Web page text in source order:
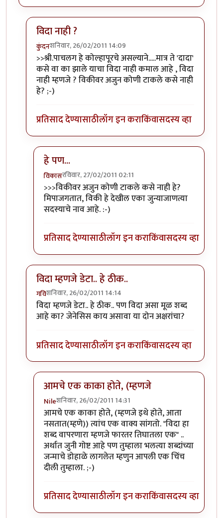
विदा नाही ?
कुंदनशनिवार, 26/02/2011 14:09
In reply toश्री.गगनविहारी....मी स्वतःbyइन्द्र्राज पवार
>>श्री.पाचलग हे कोल्हापूरचे असल्याने.....मात्र ते 'दादा'
कसे वा का झाले याचा विदा नाही कमाल आहे , विदा
नाही म्हणजे ? विकीवर अजुन कोणी टाकले कसे नाही
हे? ;-)
प्रतिसाद देण्यासाठीलॉग इन कराकिंवासदस्य व्हा
हे पण...
विकासरविवार, 27/02/2011 02:11
In reply toविदा नाही ?byकुंदन
>>>विकीवर अजुन कोणी टाकले कसे नाही हे?
मिपाजगतात, विकी हे देखील एका जुन्याजाणत्या
सदस्याचे नाव आहे. :-)
प्रतिसाद देण्यासाठीलॉग इन कराकिंवासदस्य व्हा
विदा म्हणजे डेटा.. हे ठीक..
गविशनिवार, 26/02/2011 14:14
In reply toश्री.गगनविहारी....मी स्वतःbyइन्द्र्राज पवार
विदा म्हणजे डेटा.. हे ठीक.. पण विदा असा मूळ शब्द
आहे का? जेनेसिस काय असावा या दोन अक्षरांचा?
प्रतिसाद देण्यासाठीलॉग इन कराकिंवासदस्य व्हा
आमचे एक काका होते, (म्हणजे
Nileशनिवार, 26/02/2011 14:31
In reply toविदा म्हणजे डेटा.. हे ठीक..byगवि
आमचे एक काका होते, (म्हणजे इथे होते, आता
नसतात(म्हणे)) त्यांच एक वाक्य सांगतो. "विदा हा
शब्द वापरणारा म्हणजे फारतर तिघातला एक" ..
अर्थात जुनी गोष्ट आहे पण तुम्हाला भलत्या शब्दांच्या
जन्माचे डोहाळे लागलेत म्हणुन आपली एक चिंच
दीली तुम्हाला. ;-)
प्रतिसाद देण्यासाठीलॉग इन कराकिंवासदस्य व्हा